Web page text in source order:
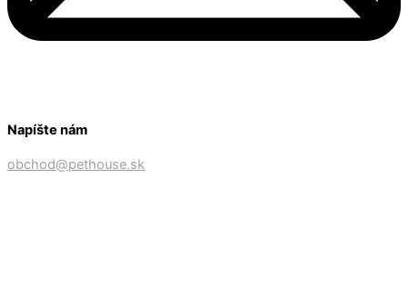
Napíšte nám
obchod@pethouse.sk